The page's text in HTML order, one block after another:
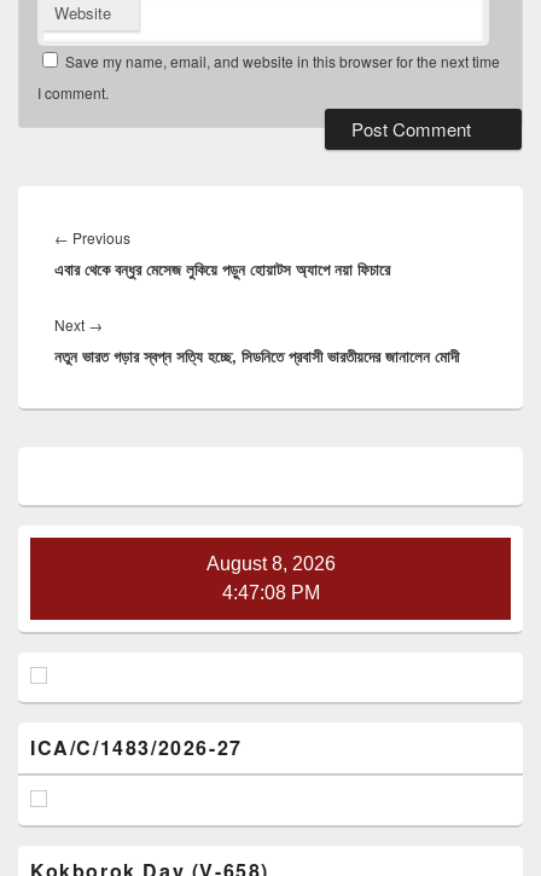
Website
Save my name, email, and website in this browser for the next time
I comment.
navigation
← PreviousPrevious
post:
এবার থেকে বন্ধুর মেসেজ লুকিয়ে পড়ুন হোয়াটস অ্যাপে নয়া ফিচারে
Next →
post:
নতুন ভারত গড়ার স্বপ্ন সত্যি হচ্ছে, সিডনিতে প্রবাসী ভারতীয়দের জানালেন মোদী
Widget
August 8, 2026
4:47:08 PM
ICA/C/1483/2026-27